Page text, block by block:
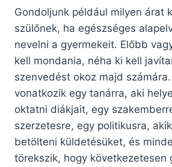
Gondoljunk például milyen árat
szülőnek, ha egészséges
nevelni a gyermekeit. Előbb
kell mondania, néha ki kell
szenvedést okoz majd
vonatkozik egy tanárra, aki
oktatni diákjait, egy
szerzetesre, egy politikusra,
betölteni küldetésüket, és
törekszik, hogy következetesen